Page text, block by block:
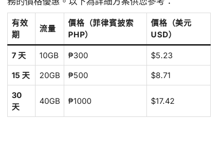
有效
期
流量
價格（菲律賓披索
PHP）
價格（美元
USD）
7 天 10GB ₱300 $5.23
15 天 20GB ₱500 $8.71
30
天
40GB ₱1000 $17.42